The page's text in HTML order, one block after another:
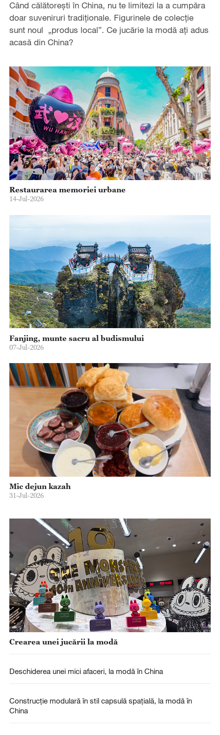
Când călătorești în China, nu te limitezi la a cumpăra
doar suveniruri tradiționale. Figurinele de colecție
sunt noul „produs local”. Ce jucărie la modă ați adus
acasă din China?
Restaurarea memoriei urbane
14-Jul-2026
Fanjing, munte sacru al budismului
07-Jul-2026
Mic dejun kazah
31-Jul-2026
Crearea unei jucării la modă
Deschiderea unei mici afaceri, la modă în China
Construcție modulară în stil capsulă spațială, la modă în
China